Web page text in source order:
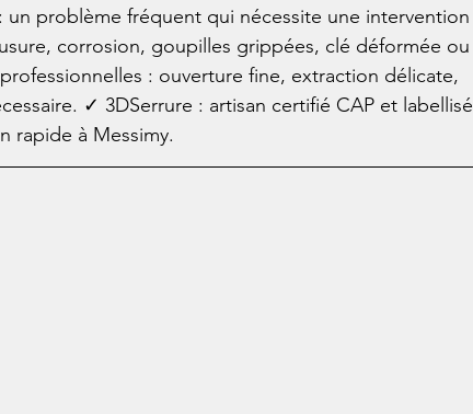
problème fréquent qui nécessite une intervention
corrosion, goupilles grippées, clé déformée ou
: ouverture fine, extraction délicate,
✓ 3DSerrure : artisan certifié CAP et labellisé
rapide à Messimy.